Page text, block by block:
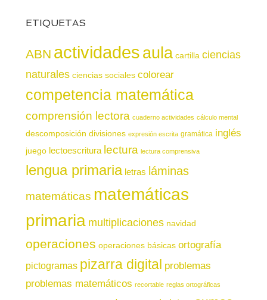
ETIQUETAS
ABN actividadesaula cartilla ciencias
naturales ciencias sociales colorear
competencia matemática
comprensión lectora cuaderno actividades cálculo mental
descomposición divisiones expresión escrita gramática inglés
juego lectoescritura lectura lectura comprensiva
lengua primaria letras láminas
matemáticas matemáticas
primaria multiplicaciones navidad
operaciones operaciones básicas ortografía
pictogramas pizarra digital problemas
problemas matemáticos recortable reglas ortográficas